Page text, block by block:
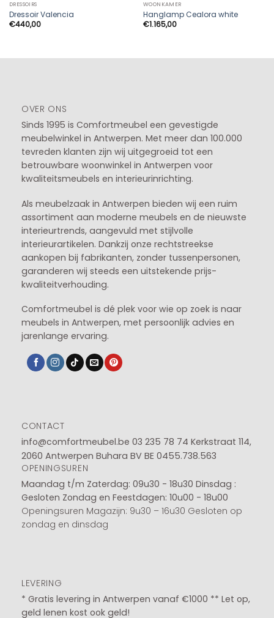
DRESSOIRS
Dressoir Valencia
€440,00
WOONKAMER
Hanglamp Cealora white
€1.165,00
OVER ONS
Sinds 1995 is Comfortmeubel een gevestigde
meubelwinkel in Antwerpen. Met meer dan 100.000
tevreden klanten zijn wij uitgegroeid tot een
betrouwbare woonwinkel in Antwerpen voor
kwaliteitsmeubels en interieurinrichting.
Als meubelzaak in Antwerpen bieden wij een ruim
assortiment aan moderne meubels en de nieuwste
interieurtrends, aangevuld met stijlvolle
interieurartikelen. Dankzij onze rechtstreekse
aankopen bij fabrikanten, zonder tussenpersonen,
garanderen wij steeds een uitstekende prijs-
kwaliteitverhouding.
Comfortmeubel is dé plek voor wie op zoek is naar
meubels in Antwerpen, met persoonlijk advies en
jarenlange ervaring.
CONTACT
info@comfortmeubel.be 03 235 78 74 Kerkstraat 114,
2060 Antwerpen Buhara BV BE 0455.738.563
OPENINGSUREN
Maandag t/m Zaterdag: 09u30 - 18u30 Dinsdag :
Gesloten Zondag en Feestdagen: 10u00 - 18u00
Openingsuren Magazijn: 9u30 – 16u30 Gesloten op
zondag en dinsdag
LEVERING
* Gratis levering in Antwerpen vanaf €1000 ** Let op,
geld lenen kost ook geld!